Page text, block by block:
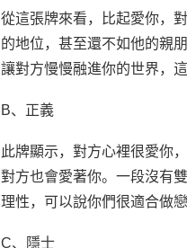
從這張牌來看，比起愛你，
的地位，甚至還不如他的親
讓對方慢慢融進你的世界，
B、正義
此牌顯示，對方心裡很愛你
對方也會愛著你。一段沒有
理性，可以說你們很適合做戀
C、隱士